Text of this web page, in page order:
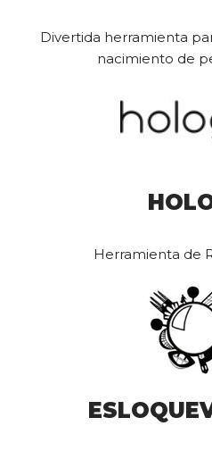
Divertida herramienta
nacimiento de
Herramienta de